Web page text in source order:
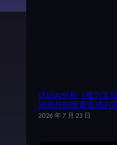
试以AI分析《魔力宝
游戏外部因素造成的
2026 年 7 月 23 日